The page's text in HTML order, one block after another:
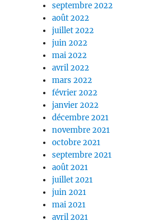
septembre 2022
août 2022
juillet 2022
juin 2022
mai 2022
avril 2022
mars 2022
février 2022
janvier 2022
décembre 2021
novembre 2021
octobre 2021
septembre 2021
août 2021
juillet 2021
juin 2021
mai 2021
avril 2021